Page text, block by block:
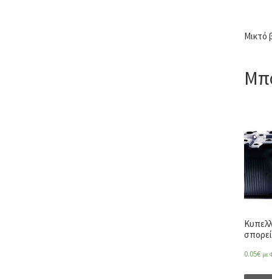
Μικτό
0.05€ με